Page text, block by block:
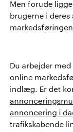
Men forude
brugerne i
Du arbejder
online
indlæg. Er det
annoncering i
trafikskabende